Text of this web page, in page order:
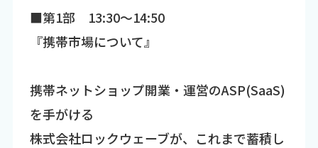
■第1部 13:30～14:50
『携帯市場について』
携帯ネットショップ開業・運営のASP(SaaS)
を手がける
株式会社ロックウェーブが、これまで蓄積し